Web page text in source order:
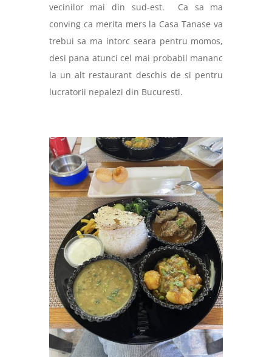
vecinilor mai din sud-est.
Ca sa ma
conving ca merita mers la Casa Tanase va
trebui sa ma intorc seara pentru momos,
desi pana atunci cel mai probabil mananc
la un alt restaurant deschis de si pentru
lucratorii nepalezi din Bucuresti.